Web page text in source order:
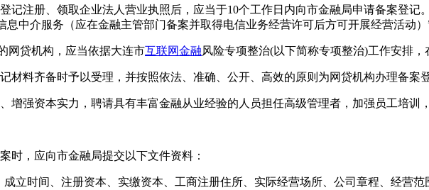
注册、领取企业法人营业执照后，应当于10个工作日内向市金融局申请备案登记
中介服务（应在金融主管部门备案并取得电信业务经营许可后方可开展经营活动）
贷机构，应当依据大连市互联网金融风险专项整治(以下简称专项整治)工作安排
料齐备时予以受理，并按照依法、准确、公开、高效的原则为网贷机构办理备案登
强资本实力，聘请具有丰富金融从业经验的人员担任高级管理者，加强员工培训
，应向市金融局提交以下文件资料：
时间、注册资本、实缴资本、工商注册住所、实际经营场所、公司章程、经营范